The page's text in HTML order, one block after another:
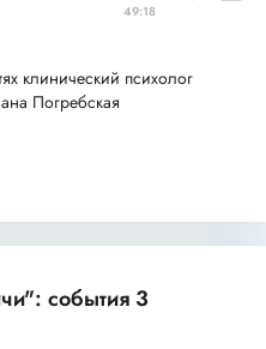
49:18
клинический психолог
Погребская
события 3